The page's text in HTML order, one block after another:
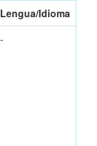
Lengua/Idioma
-